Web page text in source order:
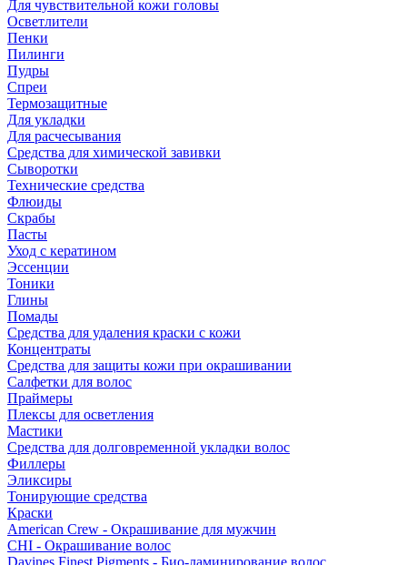
Для чувствительной кожи головы
Осветлители
Пенки
Пилинги
Пудры
Спреи
Термозащитные
Для укладки
Для расчесывания
Средства для химической завивки
Сыворотки
Технические средства
Флюиды
Скрабы
Пасты
Уход с кератином
Эссенции
Тоники
Глины
Помады
Средства для удаления краски с кожи
Концентраты
Средства для защиты кожи при окрашивании
Салфетки для волос
Праймеры
Плексы для осветления
Мастики
Средства для долговременной укладки волос
Филлеры
Эликсиры
Тонирующие средства
Краски
American Crew - Окрашивание для мужчин
CHI - Окрашивание волос
Davines Finest Pigments - Био-ламинирование волос